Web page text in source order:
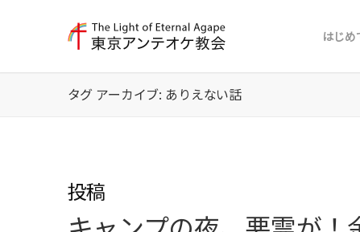
はじ
タグ アーカイブ: ありえない話
投稿